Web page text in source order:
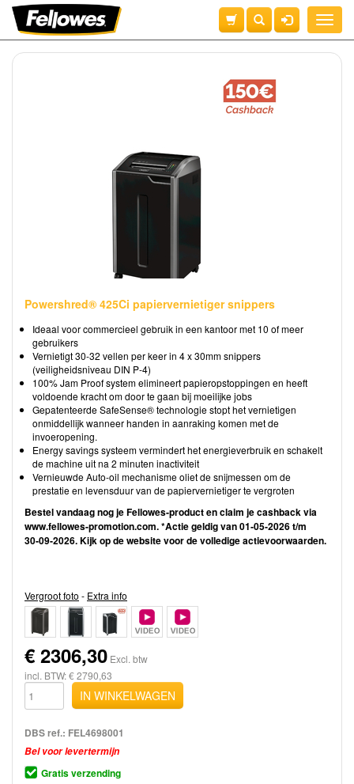
Toggle
Powershred® 425Ci papiervernietiger snippers
Ideaal voor commercieel gebruik in een kantoor met 10 of meer
gebruikers
Vernietigt 30-32 vellen per keer in 4 x 30mm snippers
(veiligheidsniveau DIN P-4)
100% Jam Proof system elimineert papieropstoppingen en heeft
voldoende kracht om door te gaan bij moeilijke jobs
Gepatenteerde SafeSense® technologie stopt het vernietigen
onmiddellijk wanneer handen in aanraking komen met de
invoeropening.
Energy savings systeem vermindert het energieverbruik en schakelt
de machine uit na 2 minuten inactiviteit
Vernieuwde Auto-oil mechanisme oliet de snijmessen om de
prestatie en levensduur van de papiervernietiger te vergroten
Bestel vandaag nog je Fellowes‑product en claim je cashback via
www.fellowes-promotion.com. *Actie geldig van 01‑05‑2026 t/m
30‑09‑2026. Kijk op de website voor de volledige actievoorwaarden.
Vergroot foto - Extra info
€ 2306,30 Excl. btw
incl. BTW: € 2790,63
IN WINKELWAGEN
DBS ref.: FEL4698001
Bel voor levertermijn
Gratis verzending